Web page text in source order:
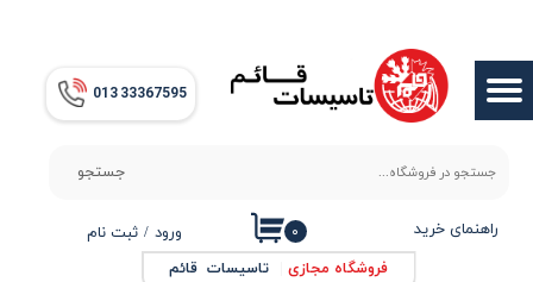
013​​​​​​​ 33367595
جستجو
ورود / ثبت نام
حساب کاربری من
تغییر گذر واژه
سفارشات
خروج از حساب کاربری
راهنمای خرید ۰
فروشگاه مجازی تاسیسات قائم